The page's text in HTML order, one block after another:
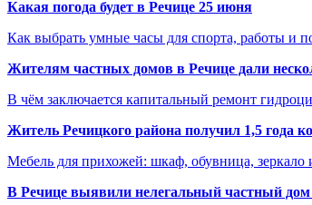
Какая погода будет в Речице 25 июня
Как выбрать умные часы для спорта, работы и
Жителям частных домов в Речице дали
В чём заключается капитальный ремонт
Житель Речицкого района получил 1,5 года
Мебель для прихожей: шкаф, обувница, зеркало
В Речице выявили нелегальный частный дом